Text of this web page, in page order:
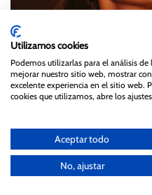
Utilizamos cookies
Podemos utilizarlas para el análisis
mejorar nuestro sitio web, mostrar
excelente experiencia en el sitio web.
cookies que utilizamos, abre los
Aceptar todo
No, ajustar